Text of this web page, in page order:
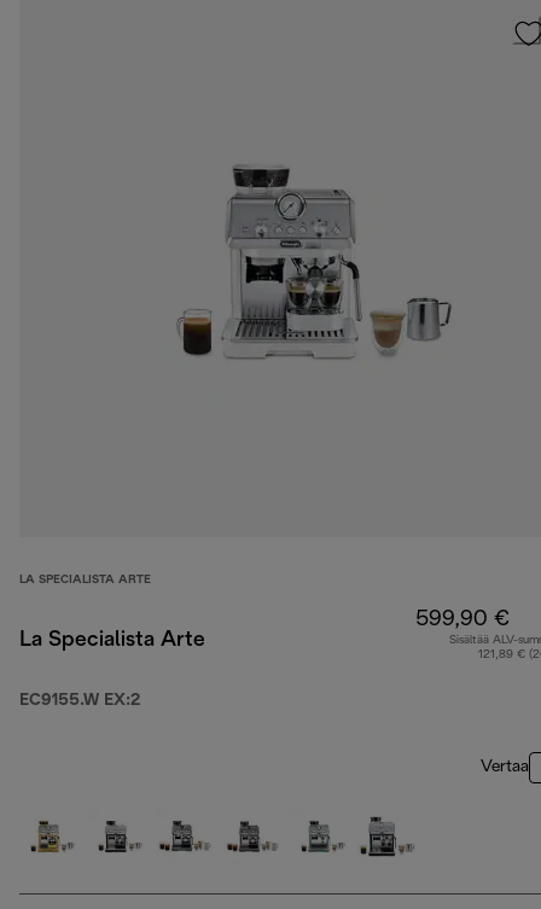
LA SPECIALISTA ARTE
La Specialista Arte
EC9155.W EX:2
599,90 €
Sisältää ALV-
121,89 €
Vertaa